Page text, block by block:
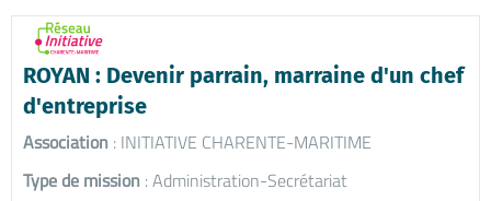
ROYAN : Devenir parrain, marraine d'un chef
d'entreprise
Association : INITIATIVE CHARENTE-MARITIME
Type de mission : Administration-Secrétariat